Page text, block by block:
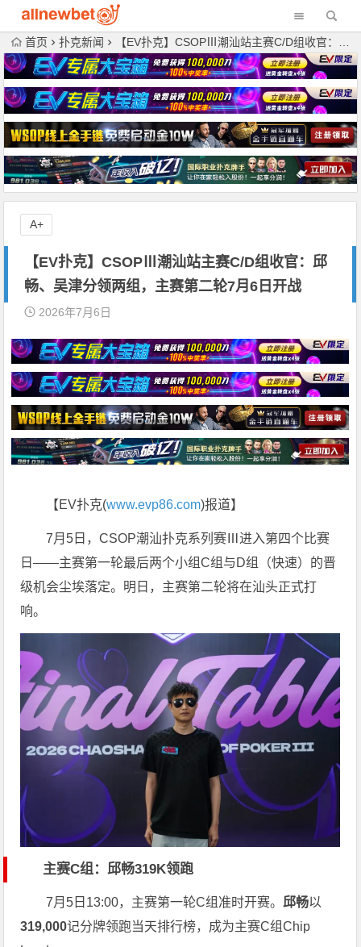
首页 扑克新闻 【EV扑克】CSOPⅢ潮汕站主赛C/D组收官：邱畅、吴津分领两组，主赛第二轮7月6日开战
【EV扑克】CSOPⅢ潮汕站主赛C/D组收官：邱
畅、吴津分领两组，主赛第二轮7月6日开战
2026年7月6日
【EV扑克(www.evp86.com)报道】
7月5日，CSOP潮汕扑克系列赛Ⅲ进入第四个比赛
日——主赛第一轮最后两个小组C组与D组（快速）的晋
级机会尘埃落定。明日，主赛第二轮将在汕头正式打
响。
主赛C组：邱畅319K领跑
7月5日13:00，主赛第一轮C组准时开赛。邱畅以
319,000记分牌领跑当天排行榜，成为主赛C组Chip
A+